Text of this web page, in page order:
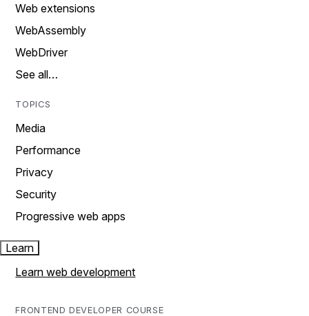
Web extensions
WebAssembly
WebDriver
See all…
TOPICS
Media
Performance
Privacy
Security
Progressive web apps
Learn
Learn web development
FRONTEND DEVELOPER COURSE